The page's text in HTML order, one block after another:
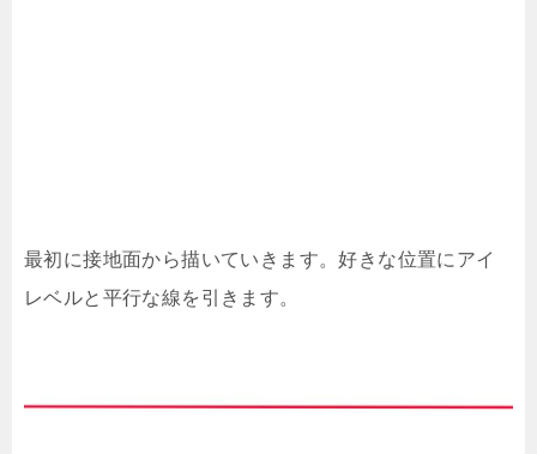
最初に接地面から描いていきます。好きな位置にアイ
レベルと平行な線を引きます。